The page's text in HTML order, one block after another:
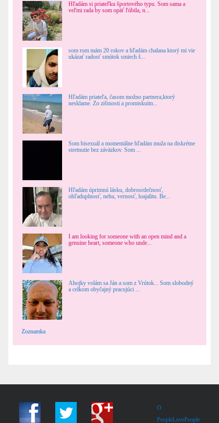
Hľadám si priateľku športového typu. Som sama a
veľmi rada by som opäť ľúbila, n...
som rom mám 20 rokov a hľadám chalana ktorý mi vie
ukázať radosť smútok smiech š...
Hľadám priateľa, časom možno partnera,ktorý
nesklame. Zo zištnosti a promiskuitn...
Som bisexuál a momentálne hľadám muža na diskrétne
stretnutie bez záväzkov. Som ...
Hľadám úprimnú lásku, dobrosrdečnosť,
ohľaduplnosť, nehu, vernosť, loajalitu. Be...
I am looking for someone with an open mind and a
genuine heart, someone who unde...
Ahojky volám sa Ján a som z Vrútok... Som slobodný
a celkom obyčajný pracujúci ...
Zoznamka
O
PeopleLovePeople